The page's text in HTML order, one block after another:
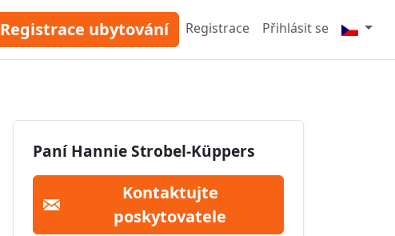
Registrace ubytování Registrace Přihlásit se
Paní Hannie Strobel-Küppers
Kontaktujte
poskytovatele